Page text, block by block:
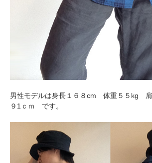
男性モデルは身長１６８cm 体重５５kg
９1ｃｍ です。